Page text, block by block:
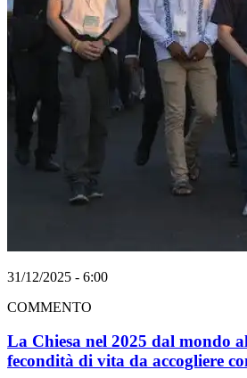
31/12/2025 - 6:00
COMMENTO
La Chiesa nel 2025 dal mondo
fecondità di vita da accogliere